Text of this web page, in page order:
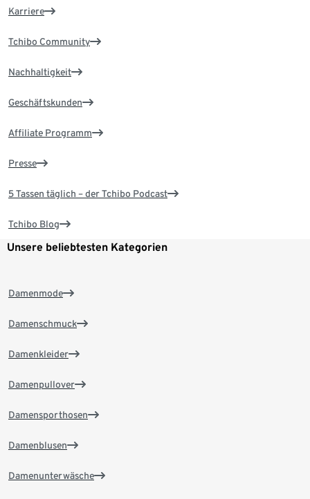
Karriere
Tchibo Community
Nachhaltigkeit
Geschäftskunden
Affiliate Programm
Presse
5 Tassen täglich – der Tchibo Podcast
Tchibo Blog
Unsere beliebtesten Kategorien
Damenmode
Damenschmuck
Damenkleider
Damenpullover
Damensporthosen
Damenblusen
Damenunterwäsche